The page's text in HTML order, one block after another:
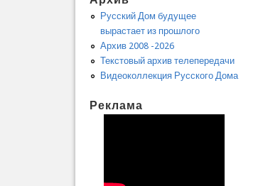
Русский Дом будущее
вырастает из прошлого
Архив 2008 -2026
Текстовый архив телепередачи
Видеоколлекция Русского Дома
Реклама